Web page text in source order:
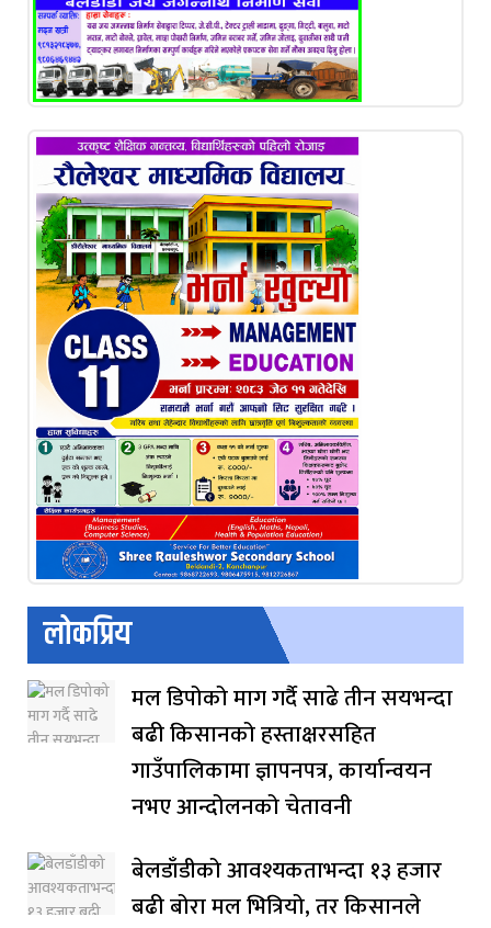
लोकप्रिय
मल डिपोको माग गर्दै साढे तीन सयभन्दा
बढी किसानको हस्ताक्षरसहित
गाउँपालिकामा ज्ञापनपत्र, कार्यान्वयन
नभए आन्दोलनको चेतावनी
बेलडाँडीको आवश्यकताभन्दा १३ हजार
बढी बोरा मल भित्रियो, तर किसानले